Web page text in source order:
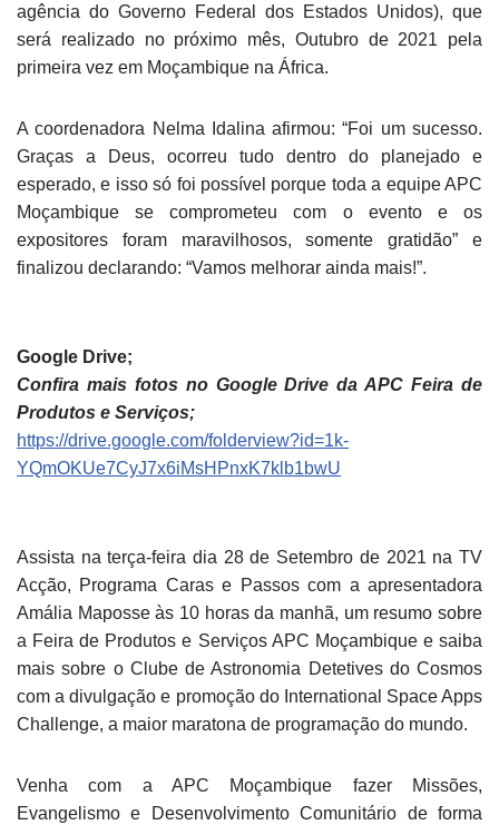
agência do Governo Federal dos Estados Unidos), que
será realizado no próximo mês, Outubro de 2021 pela
primeira vez em Moçambique na África.
A coordenadora Nelma Idalina afirmou: “Foi um sucesso.
Graças a Deus, ocorreu tudo dentro do planejado e
esperado, e isso só foi possível porque toda a equipe APC
Moçambique se comprometeu com o evento e os
expositores foram maravilhosos, somente gratidão” e
finalizou declarando: “Vamos melhorar ainda mais!”.
Google Drive;
Confira mais fotos no Google Drive da APC Feira de
Produtos e Serviços;
https://drive.google.com/folderview?id=1k-
YQmOKUe7CyJ7x6iMsHPnxK7klb1bwU
Assista na terça-feira dia 28 de Setembro de 2021 na TV
Acção, Programa Caras e Passos com a apresentadora
Amália Maposse às 10 horas da manhã, um resumo sobre
a Feira de Produtos e Serviços APC Moçambique e saiba
mais sobre o Clube de Astronomia Detetives do Cosmos
com a divulgação e promoção do International Space Apps
Challenge, a maior maratona de programação do mundo.
Venha com a APC Moçambique fazer Missões,
Evangelismo e Desenvolvimento Comunitário de forma